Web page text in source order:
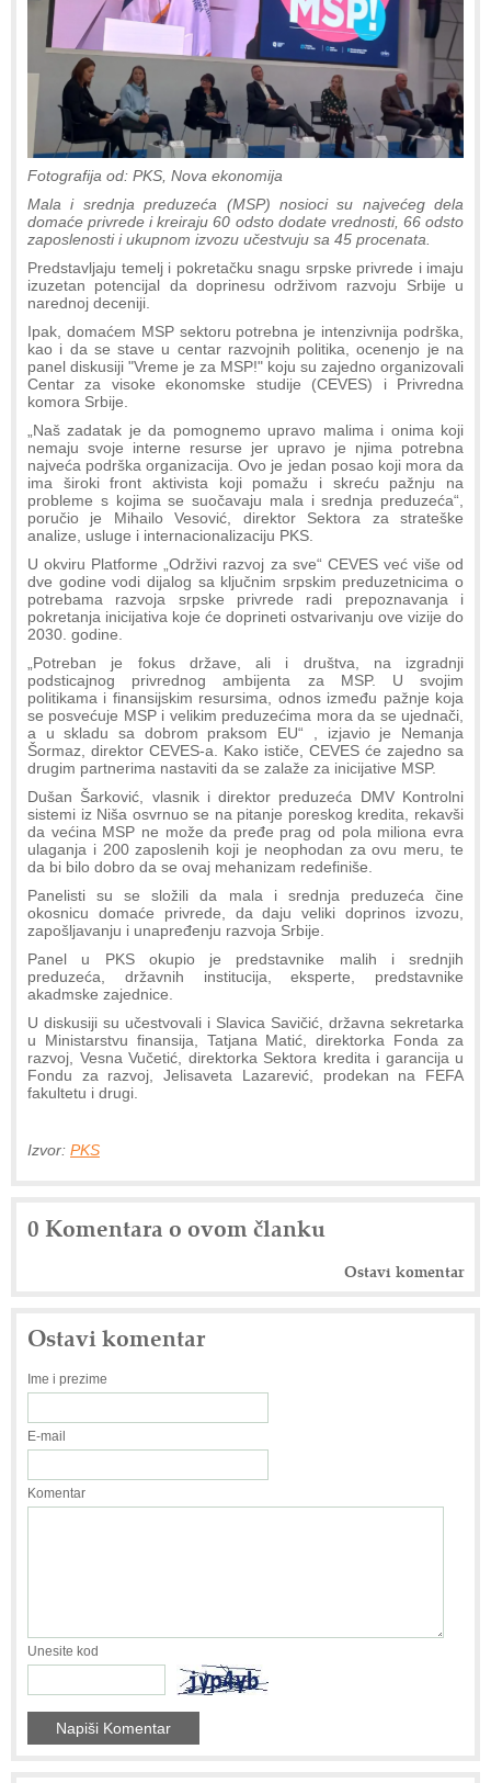
Fotografija od: PKS, Nova ekonomija
Mala i srednja preduzeća (MSP) nosioci su najvećeg dela
domaće privrede i kreiraju 60 odsto dodate vrednosti, 66 odsto
zaposlenosti i ukupnom izvozu učestvuju sa 45 procenata.
Predstavljaju temelj i pokretačku snagu srpske privrede i imaju
izuzetan potencijal da doprinesu održivom razvoju Srbije u
narednoj deceniji.
Ipak, domaćem MSP sektoru potrebna je intenzivnija podrška,
kao i da se stave u centar razvojnih politika, ocenenjo je na
panel diskusiji "Vreme je za MSP!" koju su zajedno organizovali
Centar za visoke ekonomske studije (CEVES) i Privredna
komora Srbije.
„Naš zadatak je da pomognemo upravo malima i onima koji
nemaju svoje interne resurse jer upravo je njima potrebna
najveća podrška organizacija. Ovo je jedan posao koji mora da
ima široki front aktivista koji pomažu i skreću pažnju na
probleme s kojima se suočavaju mala i srednja preduzeća“,
poručio je Mihailo Vesović, direktor Sektora za strateške
analize, usluge i internacionalizaciju PKS.
U okviru Platforme „Održivi razvoj za sve“ CEVES već više od
dve godine vodi dijalog sa ključnim srpskim preduzetnicima o
potrebama razvoja srpske privrede radi prepoznavanja i
pokretanja inicijativa koje će doprineti ostvarivanju ove vizije do
2030. godine.
„Potreban je fokus države, ali i društva, na izgradnji
podsticajnog privrednog ambijenta za MSP. U svojim
politikama i finansijskim resursima, odnos između pažnje koja
se posvećuje MSP i velikim preduzećima mora da se ujednači,
a u skladu sa dobrom praksom EU“ , izjavio je Nemanja
Šormaz, direktor CEVES-a. Kako ističe, CEVES će zajedno sa
drugim partnerima nastaviti da se zalaže za inicijative MSP.
Dušan Šarković, vlasnik i direktor preduzeća DMV Kontrolni
sistemi iz Niša osvrnuo se na pitanje poreskog kredita, rekavši
da većina MSP ne može da pređe prag od pola miliona evra
ulaganja i 200 zaposlenih koji je neophodan za ovu meru, te
da bi bilo dobro da se ovaj mehanizam redefiniše.
Panelisti su se složili da mala i srednja preduzeća čine
okosnicu domaće privrede, da daju veliki doprinos izvozu,
zapošljavanju i unapređenju razvoja Srbije.
Panel u PKS okupio je predstavnike malih i srednjih
preduzeća, državnih institucija, eksperte, predstavnike
akadmske zajednice.
U diskusiji su učestvovali i Slavica Savičić, državna sekretarka
u Ministarstvu finansija, Tatjana Matić, direktorka Fonda za
razvoj, Vesna Vučetić, direktorka Sektora kredita i garancija u
Fondu za razvoj, Jelisaveta Lazarević, prodekan na FEFA
fakultetu i drugi.
Izvor: PKS
0 Komentara o ovom članku
Ostavi komentar
Ostavi komentar
Ime i prezime
E-mail
Komentar
Unesite kod